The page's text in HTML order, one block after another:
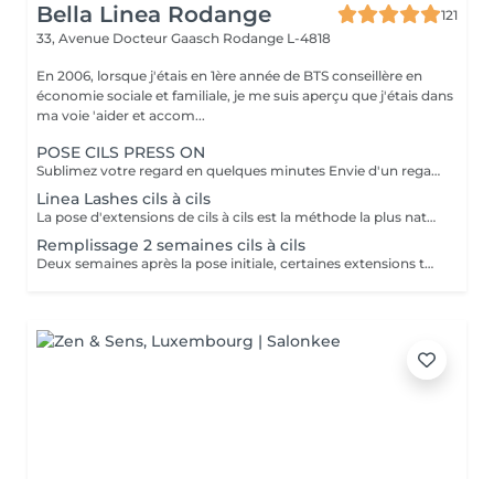
Bella Linea Rodange
121
33, Avenue Docteur Gaasch Rodange L-4818
En 2006, lorsque j'étais en 1ère année de BTS conseillère en
économie sociale et familiale, je me suis aperçu que j'étais dans
ma voie 'aider et accom...
POSE CILS PRESS ON
Sublimez votre regard en quelques minutes Envie d'un regard irrésistible sans contrainte ? Nos cils press-on pré collés sont la solution idéale pour un effet immédiat, naturel ou intense, selon vos envies. Faciles, rapides et confortables, ils transforment votre regard en un instant sans effort. Que ce soit pour un événement, une soirée ou simplement pour vous sentir belle au quotidien, nos cils sont pensés pour vous offrir un résultat impeccable, sans compromis. Passez à l'expérience press-on : Zéro allergie, zéro stress Pose rapide et résultat professionnel. Tenue confortable jusqu'à 10 jours. Waterproof, n'abîme pas vos cils. Styles adaptés à toutes les occasions Prête à révéler votre regard ? Réservez dès maintenant votre moment beauté et laissez la magie opérer.
Linea Lashes cils à cils
La pose d'extensions de cils à cils est la méthode la plus naturelle d'embellissement du regard. Chaque cil naturel reçoit une extension individuelle, fixée avec précision par une technicienne qualifiée. Cette technique garantit une parfaite séparation des cils et un rendu harmonieux, sans effet lourd. Le résultat : des cils allongés, un volume subtil et un regard mis en valeur au quotidien, sans besoin de mascara.
Remplissage 2 semaines cils à cils
Deux semaines après la pose initiale, certaines extensions tombent naturellement avec vos cils. Le remplissage 2 semaines permet de remplacer les cils manquants, de redonner de la densité et de maintenir un résultat uniforme. Idéal pour garder un effet soigné et impeccable au quotidien.